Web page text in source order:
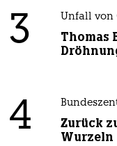
3 Unfall von
Thomas
4
Zurück
Wurzeln